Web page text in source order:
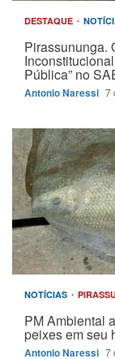
DESTAQUE
Pirassununga.
Pública” no
Antonio Naressi 7
NOTÍCIAS
PM Ambiental
peixes em seu
Antonio Naressi 7